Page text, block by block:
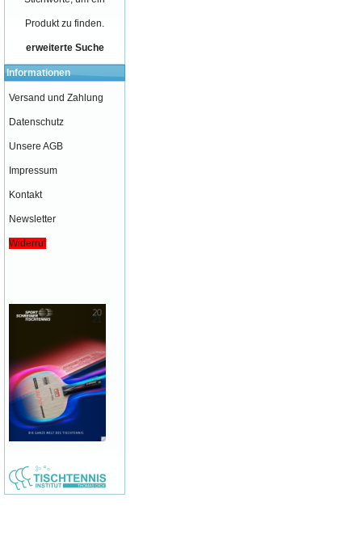
Produkt zu finden.
erweiterte Suche
Informationen
Versand und Zahlung
Datenschutz
Unsere AGB
Impressum
Kontakt
Newsletter
Widerruf